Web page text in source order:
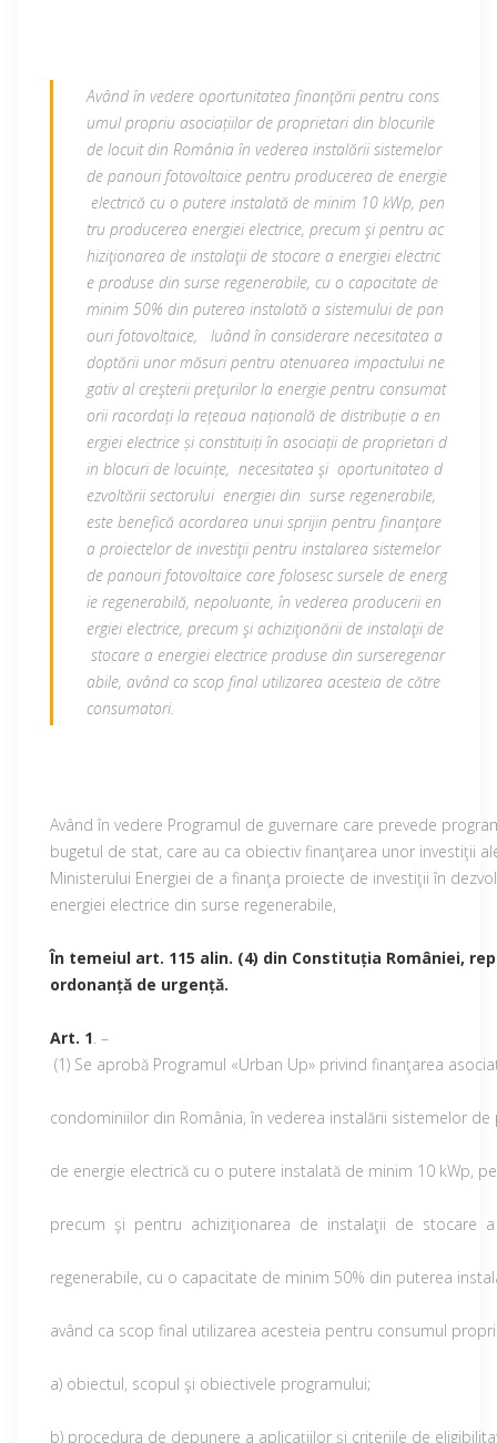
Având în vedere oportunitatea finanţării pentru cons
umul propriu asociațiilor de proprietari din blocurile
de locuit din România în vederea instalării sistemelor
de panouri fotovoltaice pentru producerea de energie
electrică cu o putere instalată de minim 10 kWp, pen
tru producerea energiei electrice, precum şi pentru ac
hiziţionarea de instalaţii de stocare a energiei electric
e produse din surse regenerabile, cu o capacitate de
minim 50% din puterea instalată a sistemului de pan
ouri fotovoltaice, luând în considerare necesitatea a
doptării unor măsuri pentru atenuarea impactului ne
gativ al creşterii preţurilor la energie pentru consumat
orii racordați la rețeaua națională de distribuție a en
ergiei electrice și constituiți în asociații de proprietari d
in blocuri de locuințe, necesitatea şi oportunitatea d
ezvoltării sectorului energiei din surse regenerabile,
este benefică acordarea unui sprijin pentru finanţare
a proiectelor de investiţii pentru instalarea sistemelor
de panouri fotovoltaice care folosesc sursele de energ
ie regenerabilă, nepoluante, în vederea producerii en
ergiei electrice, precum şi achiziţionării de instalaţii de
stocare a energiei electrice produse din surseregenar
abile, având ca scop final utilizarea acesteia de către
consumatori.
Având în vedere Programul de guvernare care prevede
bugetul de stat, care au ca obiectiv finanţarea unor investiţii
Ministerului Energiei de a finanţa proiecte de investiţii în
energiei electrice din surse regenerabile,
În temeiul art. 115 alin. (4) din Constituția României,
ordonanță de urgență.
Art. 1. –
(1) Se aprobă Programul «Urban Up» privind finanţarea
condominiilor din România, în vederea instalării sistemelor
de energie electrică cu o putere instalată de minim 10 kWp,
precum şi pentru achiziţionarea de instalaţii de stocare
regenerabile, cu o capacitate de minim 50% din puterea
având ca scop final utilizarea acesteia pentru consumul
a) obiectul, scopul şi obiectivele programului;
b) procedura de depunere a aplicațiilor şi criteriile de